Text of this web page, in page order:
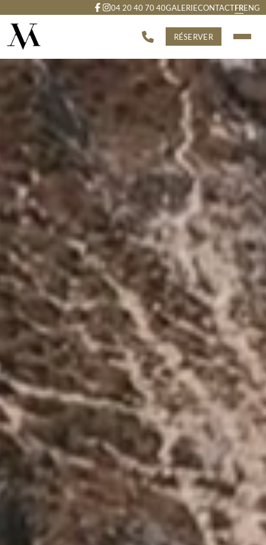
04 20 40 70 40GALERIECONTACTFRENG
Spa
5*
RÉSERVER
-20% sur les petits déjeuners.
-20% sur les soins au SPA (lors de la réservation du séjour).
Des conditions de règlement et d'annulation plus flexibles.